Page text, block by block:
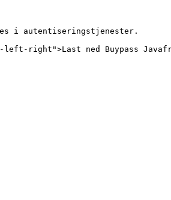
i autentiseringstjenester.